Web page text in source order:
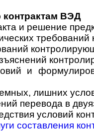
ВЭД
и решение
требований
и
лишних
перевода в
условий
составления